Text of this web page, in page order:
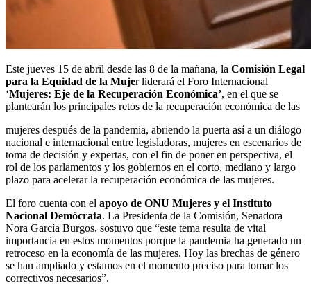
Este jueves 15 de abril desde las 8 de la mañana, la Comisión Legal
para la Equidad de la Mujer liderará el Foro Internacional
‘Mujeres: Eje de la Recuperación Económica’, en el que se
plantearán los principales retos de la recuperación económica de las
mujeres después de la pandemia, abriendo la puerta así a un diálogo
nacional e internacional entre legisladoras, mujeres en escenarios de
toma de decisión y expertas, con el fin de poner en perspectiva, el
rol de los parlamentos y los gobiernos en el corto, mediano y largo
plazo para acelerar la recuperación económica de las mujeres.
El foro cuenta con el apoyo de ONU Mujeres y el Instituto
Nacional Demócrata. La Presidenta de la Comisión, Senadora
Nora García Burgos, sostuvo que “este tema resulta de vital
importancia en estos momentos porque la pandemia ha generado un
retroceso en la economía de las mujeres. Hoy las brechas de género
se han ampliado y estamos en el momento preciso para tomar los
correctivos necesarios”.